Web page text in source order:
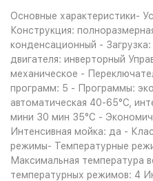
Основные характеристики-
Конструкция:
конденсационный -
двигателя: инверторный
механическое -
программ: 5 - Программы:
автоматическая 40-65°С,
мини 30 мин 35°С -
Интенсивная мойка: да -
режимы- Температурные
Максимальная температура
температурных режимов: 4